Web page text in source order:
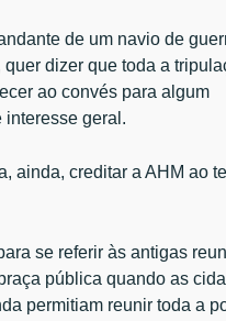
de um navio de
quer dizer que toda a
ao convés para algum
interesse geral.
ainda, creditar a AHM ao
se referir às antigas
pública quando as
permitiam reunir toda a